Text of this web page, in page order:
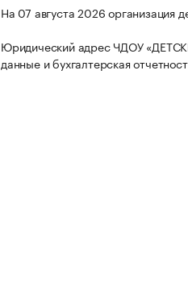
На 07 августа 2026 организация
Юридический адрес ЧДОУ
данные и бухгалтерская